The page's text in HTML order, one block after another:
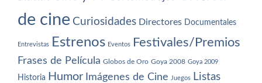
de cine Curiosidades Directores Documentales
Entrevistas Estrenos Eventos Festivales/Premios
Frases de Película Globos de Oro Goya 2008 Goya 2009
Historia Humor Imágenes de Cine Juegos Listas